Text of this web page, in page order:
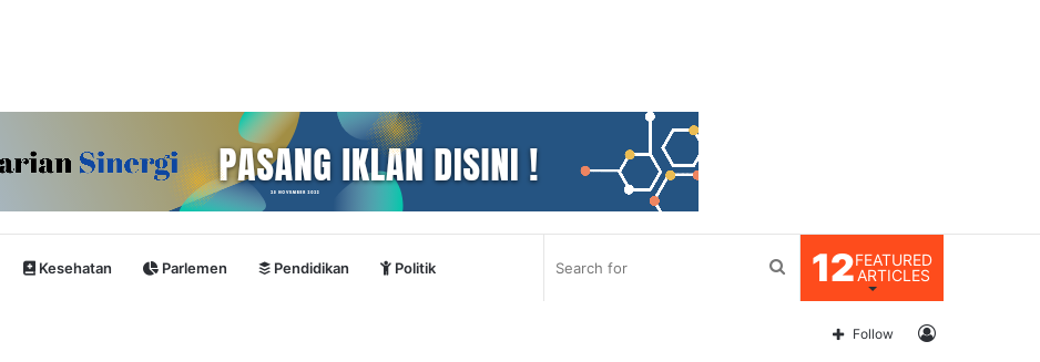
Kesehatan Parlemen Pendidikan Politik 12FEATURED
ARTICLES
Search
Log
Follow